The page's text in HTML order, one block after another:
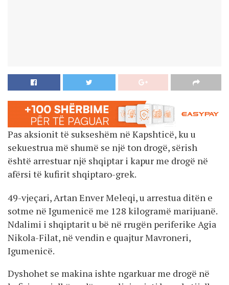
Pas aksionit të sukseshëm në Kapshticë, ku u
sekuestrua më shumë se një ton drogë, sërish
është arrestuar një shqiptar i kapur me drogë në
afërsi të kufirit shqiptaro-grek.
49-vjeçari, Artan Enver Meleqi, u arrestua ditën e
sotme në Igumenicë me 128 kilogramë marijuanë.
Ndalimi i shqiptarit u bë në rrugën periferike Agia
Nikola-Filat, në vendin e quajtur Mavroneri,
Igumenicë.
Dyshohet se makina ishte ngarkuar me drogë në